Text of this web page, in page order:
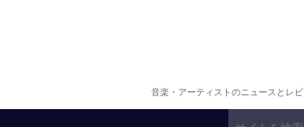
音楽・アーティストのニュースとレ